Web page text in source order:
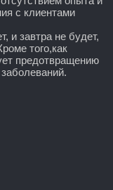
с клиентами
и завтра не будет,
того,как
предотвращению